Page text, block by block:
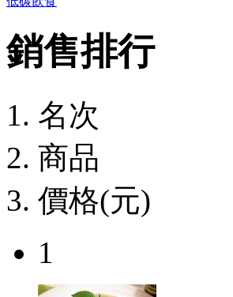
銷售排行
名次
商品
價格(元)
1